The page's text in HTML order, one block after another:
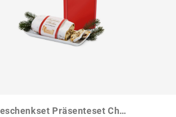
Geschenkset Präsenteset Christstollen im roten Geschenkkarton